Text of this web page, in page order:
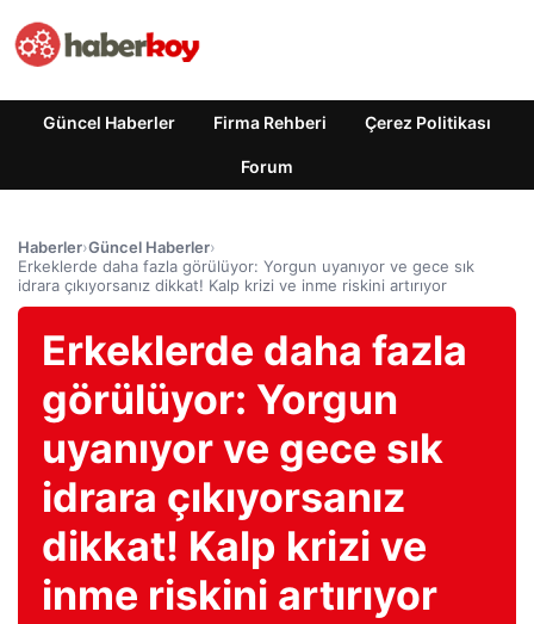
Güncel Haberler Firma Rehberi Çerez Politikası
Forum
Haberler›Güncel Haberler›
Erkeklerde daha fazla görülüyor: Yorgun uyanıyor ve gece sık
idrara çıkıyorsanız dikkat! Kalp krizi ve inme riskini artırıyor
Erkeklerde daha fazla
görülüyor: Yorgun
uyanıyor ve gece sık
idrara çıkıyorsanız
dikkat! Kalp krizi ve
inme riskini artırıyor